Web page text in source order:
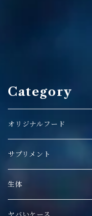
Category
オリジナルフード
サプリメント
生体